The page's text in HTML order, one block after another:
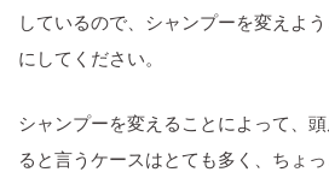
しているので、シャンプーを変えよ
にしてください。
シャンプーを変えることによって、
ると言うケースはとても多く、ちょ